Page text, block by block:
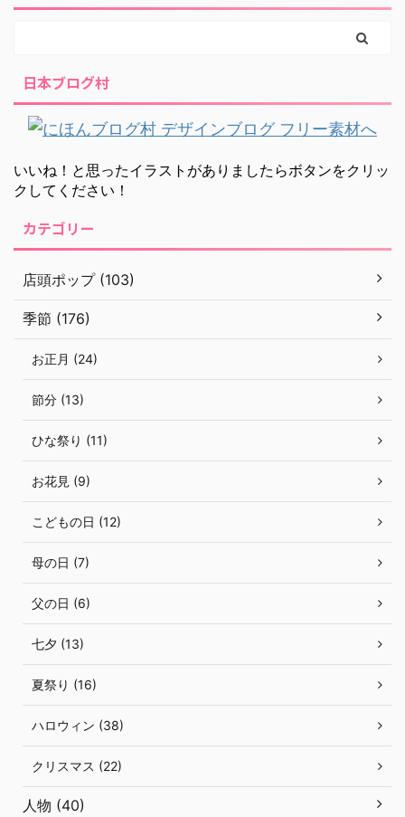
日本ブログ村
いいね！と思ったイラストがありましたらボタンをクリッ
クしてください！
カテゴリー
店頭ポップ (103)
季節 (176)
お正月 (24)
節分 (13)
ひな祭り (11)
お花見 (9)
こどもの日 (12)
母の日 (7)
父の日 (6)
七夕 (13)
夏祭り (16)
ハロウィン (38)
クリスマス (22)
人物 (40)